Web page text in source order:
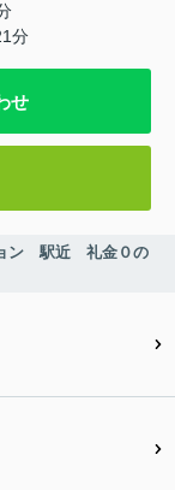
分
せ
ョン 駅近 礼金０の